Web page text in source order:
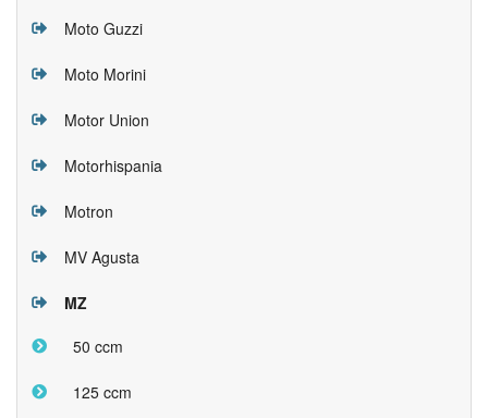
Moto Guzzi
Moto Morini
Motor Union
Motorhispania
Motron
MV Agusta
MZ
50 ccm
125 ccm